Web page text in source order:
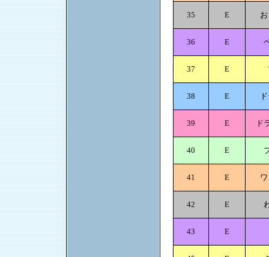
35 E
36 E
37 E
38 E
39 E ド
40 E
41 E
42 E
43 E